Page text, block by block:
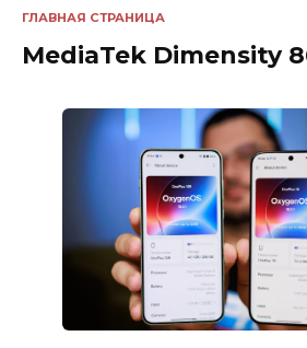
ГЛАВНАЯ СТРАНИЦА
MediaTek Dimensity